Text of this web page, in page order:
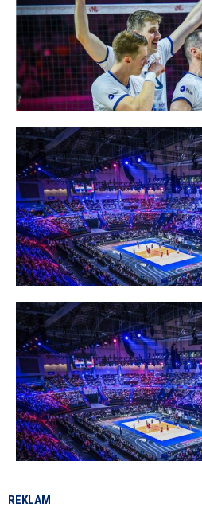
REKLAM